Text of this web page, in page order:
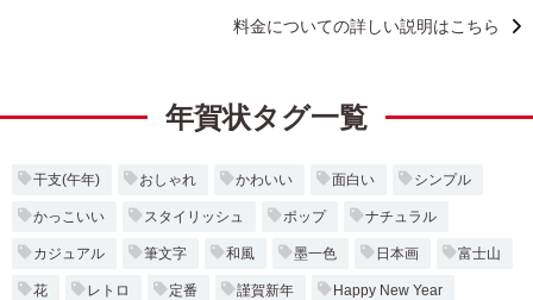
料金についての詳しい説明はこちら
年賀状タグ一覧
干支(午年) おしゃれ かわいい 面白い シンプル
かっこいい スタイリッシュ ポップ ナチュラル
カジュアル 筆文字 和風 墨一色 日本画 富士山
花 レトロ 定番 謹賀新年 Happy New Year